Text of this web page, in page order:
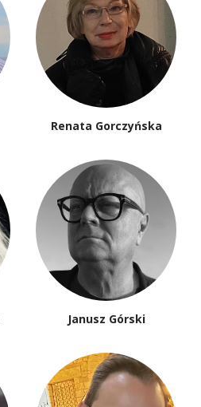
Renata Gorczyńska
Janusz Górski